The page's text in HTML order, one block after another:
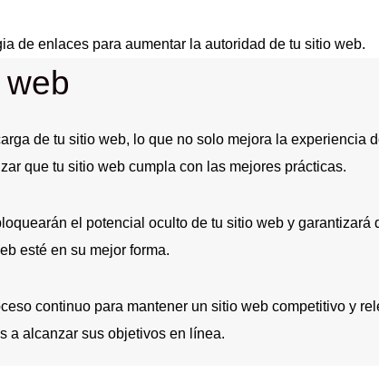
de enlaces para aumentar la autoridad de tu sitio web.
web
de tu sitio web, lo que no solo mejora la
que tu sitio web cumpla con las mejores prácticas.
el potencial oculto de tu sitio web y
esté en su mejor forma.
continuo para mantener un sitio web competitivo y
a alcanzar sus objetivos en línea.